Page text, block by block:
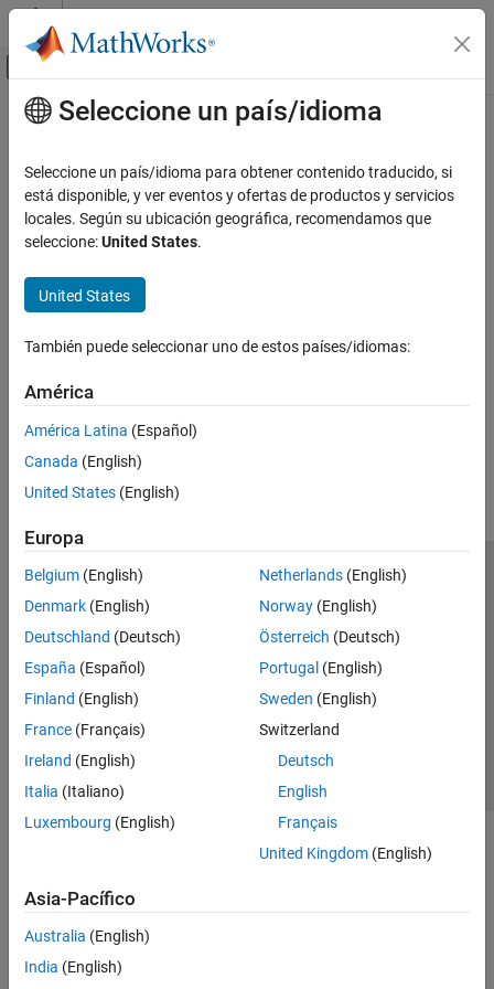
Saltar al contenido
Mostrar/ocultar menú de navegación
Inicio de Documentación
Contenido principal
How useful was this information?
Seleccione un país/idioma
Seleccione un país/idioma para obtener contenido traducido, si
está disponible, y ver eventos y ofertas de productos y servicios
locales. Según su ubicación geográfica, recomendamos que
seleccione:United States.
United States
También puede seleccionar uno de estos países/idiomas:
América
América Latina (Español)
Canada (English)
United States (English)
Europa
Belgium (English)
Denmark (English)
Deutschland (Deutsch)
España (Español)
Finland (English)
France (Français)
Ireland (English)
Italia (Italiano)
Luxembourg (English)
Netherlands(English)
Norway(English)
Österreich (Deutsch)
Portugal (English)
Sweden (English)
Switzerland
Deutsch
English
Français
United Kingdom(English)
Asia-Pacífico
Australia (English)
India (English)
Centro de confianza
Marcas comerciales
Política de privacidad
Antipiratería
Estado de las aplicaciones
Información de contacto
© 1994-2026 The MathWorks, Inc.